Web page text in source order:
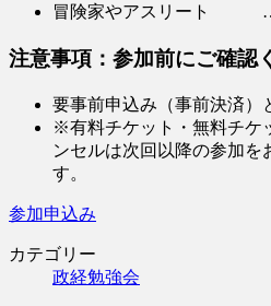
冒険家やアスリート
注意事項：参加前にご確認
要事前申込み（事前決済）
※有料チケット・無料チケ
ンセルは次回以降の参加を
す。
参加申込み
カテゴリー
政経勉強会